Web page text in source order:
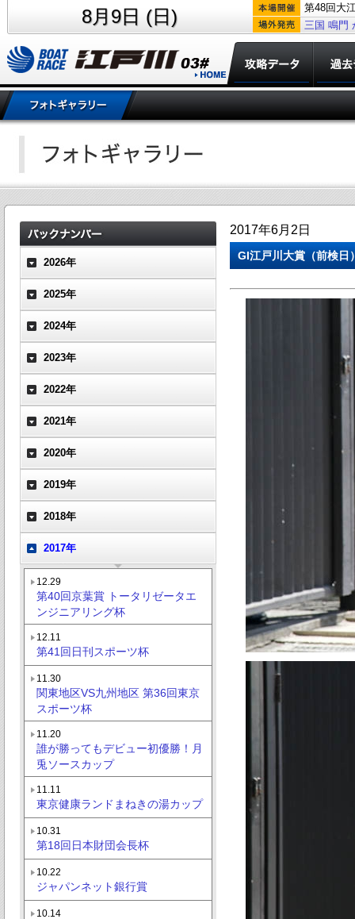
8月9日 (日)
第48回大
三国 鳴門
2026年
2025年
2024年
2023年
2022年
2021年
2020年
2019年
2018年
2017年
12.29
第40回京葉賞 トータリゼータエ
ンジニアリング杯
12.11
第41回日刊スポーツ杯
11.30
関東地区VS九州地区 第36回東京
スポーツ杯
11.20
誰が勝ってもデビュー初優勝！月
兎ソースカップ
11.11
東京健康ランドまねきの湯カップ
10.31
第18回日本財団会長杯
10.22
ジャパンネット銀行賞
10.14
2017年6月2日
GI江戸川大賞（前検日